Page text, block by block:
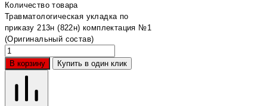
Количество товара
Травматологическая укладка по
приказу 213н (822н) комплектация №1
(Оригинальный состав)
В корзину Купить в один клик